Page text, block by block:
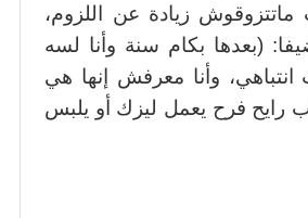
زيادة عن اللزوم،
(بعدها بكام سنة وأنا لسه
وأنا معرفش إنها هي
رايح فرح يعمل ليزك أو يلبس